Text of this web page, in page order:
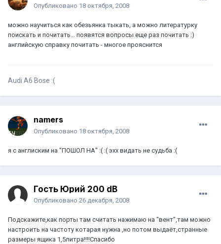
Опубликовано 18 октября, 2008
можно научиться как обезьянка тыкать, а можно литературку
поискать и почитать... появятся вопросы еще раз почитать :)
английскую справку почитать - многое прояснится
Audi A6 Bose :(
namers
Опубликовано 18 октября, 2008
я с англиским на "ПОШОЛ НА" :( :( эхх видать не судьба :(
Гость Юрий 200 dB
Опубликовано 26 декабря, 2008
Подскажите,как порты там считать нажимаю на "вент",там можно
настроить на частоту котарая нужна ,но потом выдаёт,странные
размеры ящика 1,5литра!!!!Спасибо